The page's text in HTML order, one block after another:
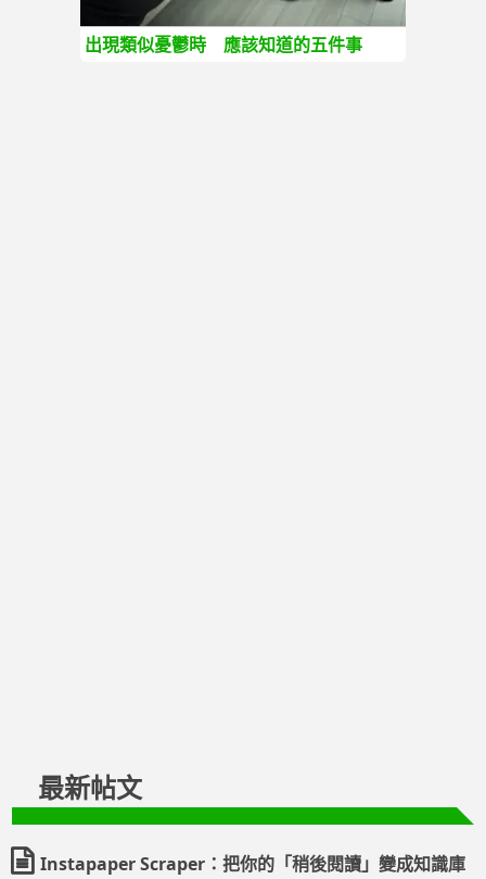
出現類似憂鬱時 應該知道的五件事
最新帖文
Instapaper Scraper：把你的「稍後閱讀」變成知識庫